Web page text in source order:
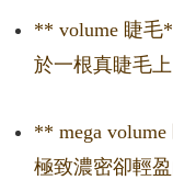
** volume 睫毛
於一根真睫毛
** mega
極致濃密卻輕